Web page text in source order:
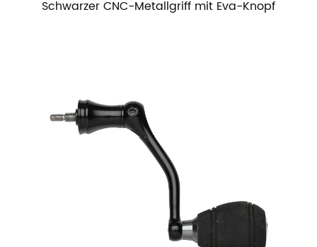
Schwarzer CNC-Metallgriff mit Eva-Knopf